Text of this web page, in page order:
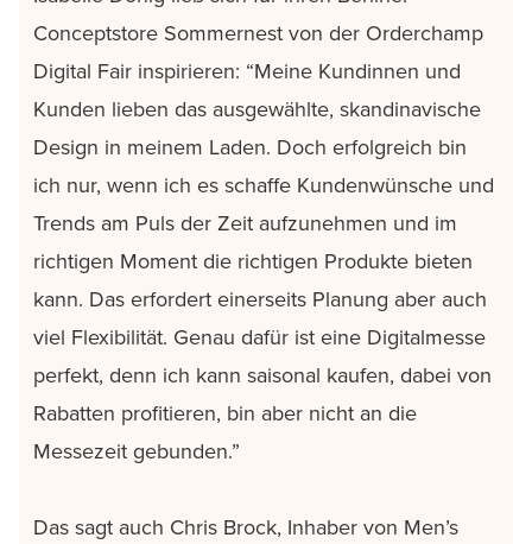
Conceptstore Sommernest von der Orderchamp
Digital Fair inspirieren: “Meine Kundinnen und
Kunden lieben das ausgewählte, skandinavische
Design in meinem Laden. Doch erfolgreich bin
ich nur, wenn ich es schaffe Kundenwünsche und
Trends am Puls der Zeit aufzunehmen und im
richtigen Moment die richtigen Produkte bieten
kann. Das erfordert einerseits Planung aber auch
viel Flexibilität. Genau dafür ist eine Digitalmesse
perfekt, denn ich kann saisonal kaufen, dabei von
Rabatten profitieren, bin aber nicht an die
Messezeit gebunden.”
Das sagt auch Chris Brock, Inhaber von Men’s